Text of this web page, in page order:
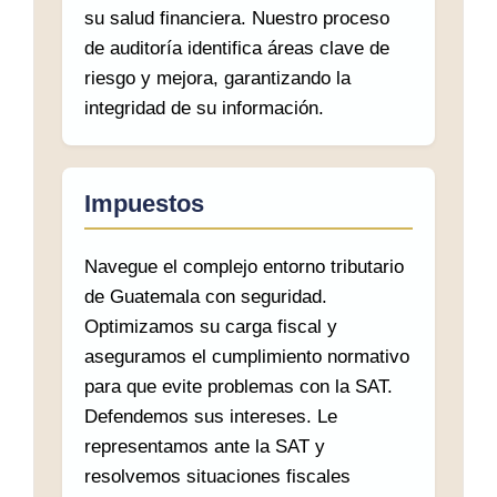
su salud financiera. Nuestro proceso
de auditoría identifica áreas clave de
riesgo y mejora, garantizando la
integridad de su información.
Impuestos
Navegue el complejo entorno tributario
de Guatemala con seguridad.
Optimizamos su carga fiscal y
aseguramos el cumplimiento normativo
para que evite problemas con la SAT.
Defendemos sus intereses. Le
representamos ante la SAT y
resolvemos situaciones fiscales